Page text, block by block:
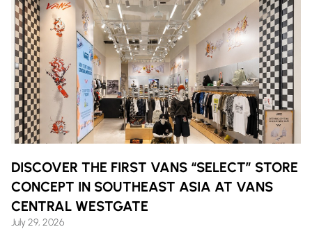
DISCOVER THE FIRST VANS “SELECT” STORE
CONCEPT IN SOUTHEAST ASIA AT VANS
CENTRAL WESTGATE
July 29, 2026